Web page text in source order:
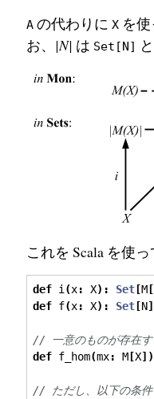
Aの代わりに Xを使
お、
|N| は Set[N]
これを Scala を使っ
def i (x: X): Set[M[
def f(x: X): Set[N]
// 一意のものが存在す
def f_hom(mx: M[X
// ただし、以下の条件